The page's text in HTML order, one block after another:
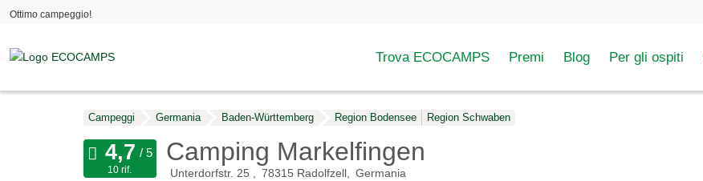
Ottimo campeggio!
Trova ECOCAMPS Premi Blog Per gli ospiti
Campeggi Germania Baden-Württemberg Region Bodensee Region Schwaben
Camping Markelfingen
Unterdorfstr. 25 78315 Radolfzell Germania
10 rif.